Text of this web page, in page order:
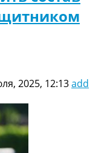
2025, 12:13add